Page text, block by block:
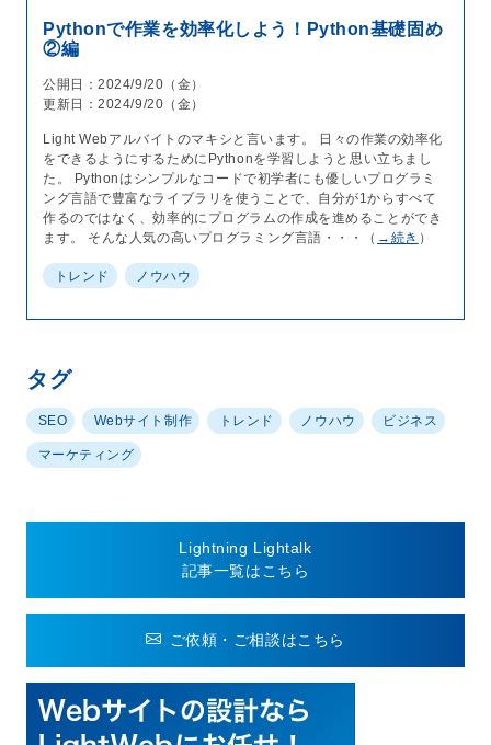
Pythonで作業を効率化しよう！Python基礎固め
②編
公開日：2024/9/20（金）
更新日：2024/9/20（金）
Light Webアルバイトのマキシと言います。 日々の作業の効率化
をできるようにするためにPythonを学習しようと思い立ちまし
た。 Pythonはシンプルなコードで初学者にも優しいプログラミ
ング言語で豊富なライブラリを使うことで、自分が1からすべて
作るのではなく、効率的にプログラムの作成を進めることができ
ます。 そんな人気の高いプログラミング言語・・・（ →続き ）
トレンド ノウハウ
タグ
SEO Webサイト制作 トレンド ノウハウ ビジネス
マーケティング
Lightning Lightalk
記事一覧はこちら
ご依頼・ご相談はこちら